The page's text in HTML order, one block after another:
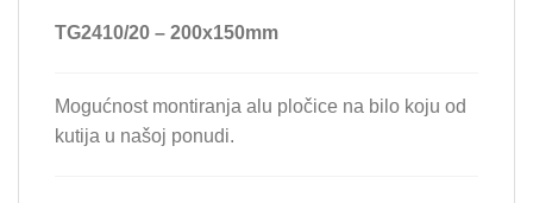
TG2410/20 – 200x150mm
Mogućnost montiranja alu pločice na bilo koju od
kutija u našoj ponudi.